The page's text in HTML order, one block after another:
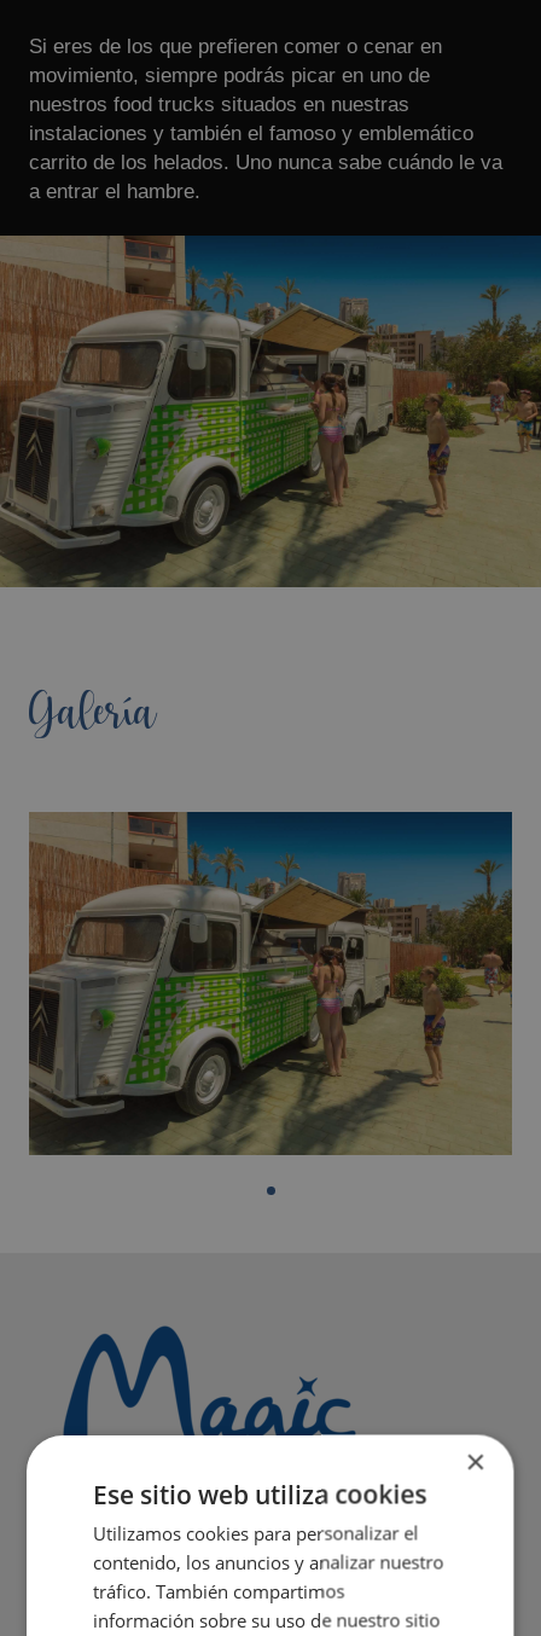
Si eres de los que prefieren comer o cenar en
movimiento, siempre podrás picar en uno de
nuestros food trucks situados en nuestras
instalaciones y también el famoso y emblemático
carrito de los helados. Uno nunca sabe cuándo le va
a entrar el hambre.
Galería
×
Ese sitio web utiliza cookies
Utilizamos cookies para personalizar el
contenido, los anuncios y analizar nuestro
tráfico. También compartimos
información sobre su uso de nuestro sitio